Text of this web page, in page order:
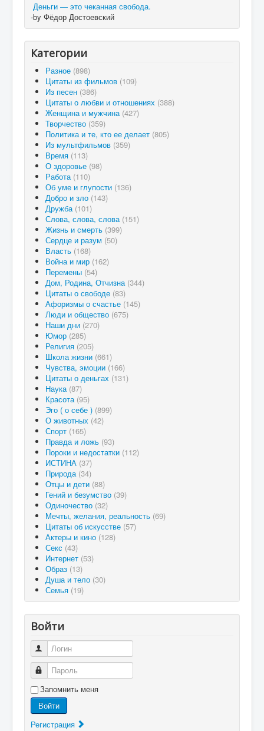
Деньги — это чеканная свобода.
-by Фёдор Достоевский
Категории
Разное (898)
Цитаты из фильмов (109)
Из песен (386)
Цитаты о любви и отношениях (388)
Женщина и мужчина (427)
Творчество (359)
Политика и те, кто ее делает (805)
Из мультфильмов (359)
Время (113)
О здоровье (98)
Работа (110)
Об уме и глупости (136)
Добро и зло (143)
Дружба (101)
Слова, слова, слова (151)
Жизнь и смерть (399)
Сердце и разум (50)
Власть (168)
Война и мир (162)
Перемены (54)
Дом, Родина, Отчизна (344)
Цитаты о свободе (83)
Афоризмы о счастье (145)
Люди и общество (675)
Наши дни (270)
Юмор (285)
Религия (205)
Школа жизни (661)
Чувства, эмоции (166)
Цитаты о деньгах (131)
Наука (87)
Красота (95)
Эго ( о себе ) (899)
О животных (42)
Спорт (165)
Правда и ложь (93)
Пороки и недостатки (112)
ИСТИНА (37)
Природа (34)
Отцы и дети (88)
Гений и безумство (39)
Одиночество (32)
Мечты, желания, реальность (69)
Цитаты об искусстве (57)
Актеры и кино (128)
Секс (43)
Интернет (53)
Образ (13)
Душа и тело (30)
Семья (19)
Войти
Логин
Пароль
Запомнить меня
Войти
Регистрация